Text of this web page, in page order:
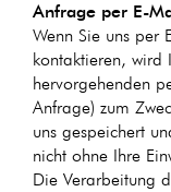
Anfrage per E-
Wenn Sie uns per
kontaktieren, wird
hervorgehenden
Anfrage) zum
uns gespeichert
nicht ohne Ihre
Die Verarbeitung